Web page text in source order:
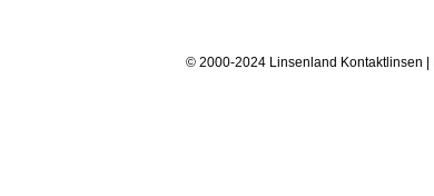
© 2000-2024 Linsenland Kontaktlinsen